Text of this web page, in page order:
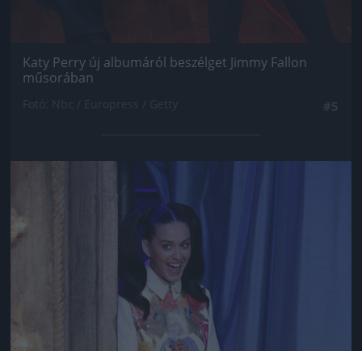
Katy Perry új albumáról beszélget Jimmy Fallon
műsorában
Jön még kép!